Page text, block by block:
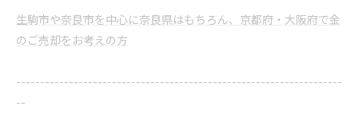
生駒市や奈良市を中心に奈良県はもちろん、京都府・大阪府で金
のご売却をお考えの方
--------------------------------------------------------------------
--